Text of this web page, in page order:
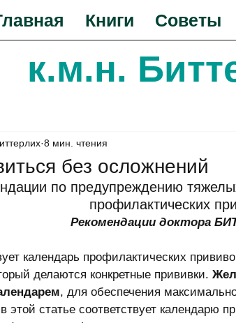
Книги Советы
к.м.н.
без осложнений
8 мин. чтения
по предупреждению
профилактических
Рекомендации доктора
делаются конкретные прививки.
, для обеспечения
статье соответствует календарю